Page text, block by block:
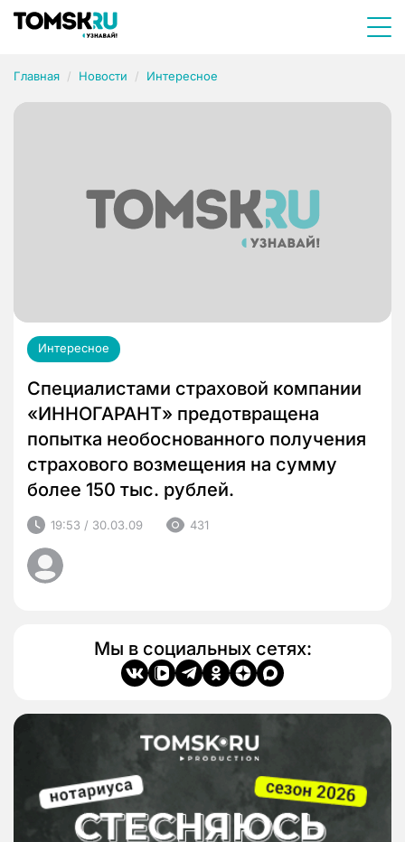
Главная Новости Интересное
Интересное
Специалистами страховой компании
«ИННОГАРАНТ» предотвращена
попытка необоснованного получения
страхового возмещения на сумму
более 150 тыс. рублей.
19:53 / 30.03.09 431
Мы в социальных сетях: